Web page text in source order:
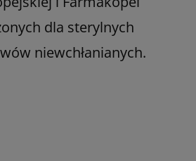
dla sterylnych
niewchłanianych.